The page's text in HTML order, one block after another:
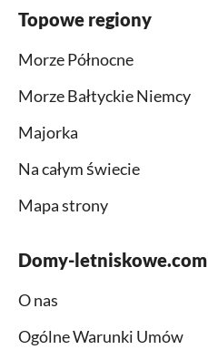
Topowe regiony
Morze Północne
Morze Bałtyckie Niemcy
Majorka
Na całym świecie
Mapa strony
Domy-letniskowe.com
O nas
Ogólne Warunki Umów